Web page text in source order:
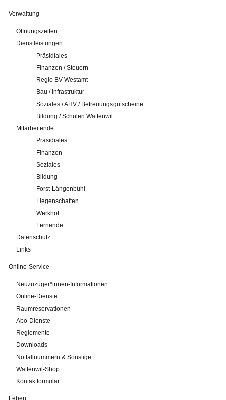
Verwaltung
Öffnungszeiten
Dienstleistungen
Präsidiales
Finanzen / Steuern
Regio BV Westamt
Bau / Infrastruktur
Soziales / AHV / Betreuungsgutscheine
Bildung / Schulen Wattenwil
Mitarbeitende
Präsidiales
Finanzen
Soziales
Bildung
Forst-Längenbühl
Liegenschaften
Werkhof
Lernende
Datenschutz
Links
Online-Service
Neuzuzüger*innen-Informationen
Online-Dienste
Raumreservationen
Abo-Dienste
Reglemente
Downloads
Notfallnummern & Sonstige
Wattenwil-Shop
Kontaktformular
Leben